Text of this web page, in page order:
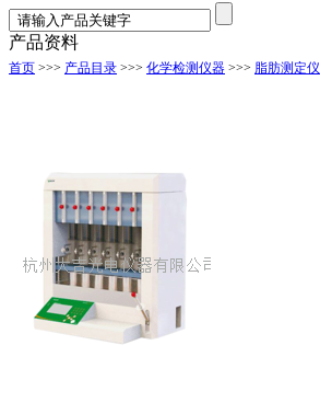
产品资料
首页 >>> 产品目录 >>> 化学检测仪器 >>> 脂肪测定仪